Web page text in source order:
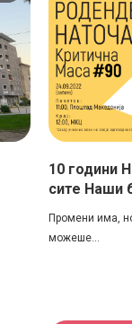
10 години
сите Наши
Промени има,
можеше...